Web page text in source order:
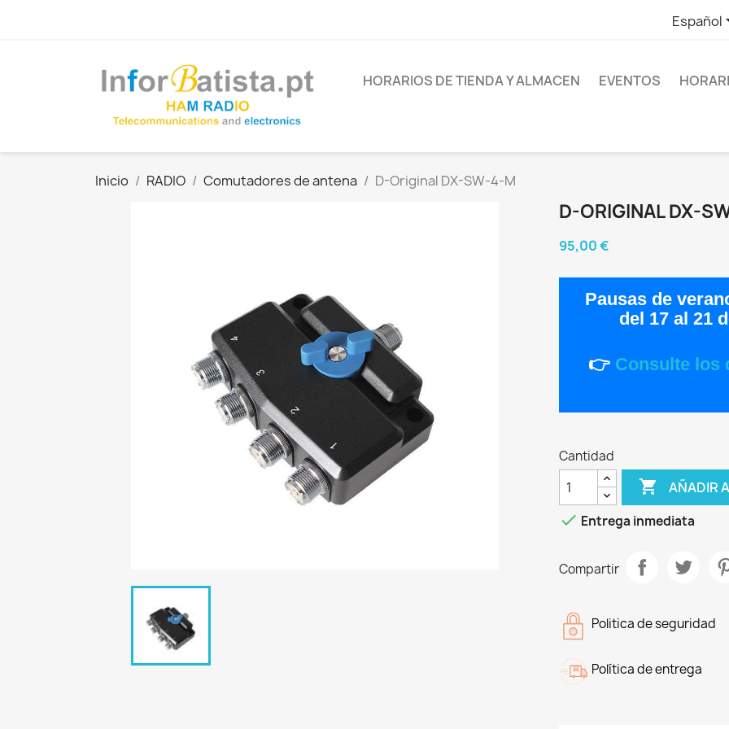
Español
HORARIOS DE TIENDA Y ALMACEN EVENTOS
Inicio RADIO Comutadores de antena D-Original DX-SW-4-M
D-ORIGINAL DX-
95,00 €
Pausas de
del 17 al 21
👉 Consulte los
Cantidad
 AÑADIR
 Entrega inmediata
Compartir
Politica de seguridad
Política de entrega